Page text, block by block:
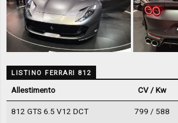
LISTINO FERRARI 812
Allestimento CV / Kw
812 GTS 6.5 V12 DCT 799 / 588